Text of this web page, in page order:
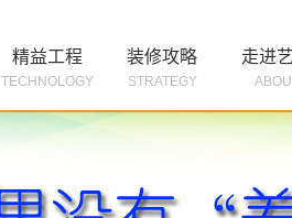
精益工程
TECHNOLOGY
装修攻略
STRATEGY
走进